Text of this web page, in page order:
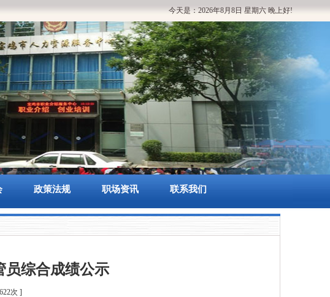
今天是：2026年8月8日 星期六 晚上好!
政策法规 职场资讯 联系我们
员综合成绩公示
次 ]